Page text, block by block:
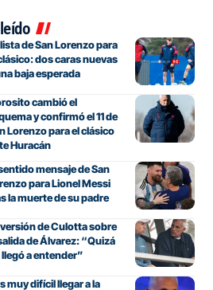
de San Lorenzo para
dos caras nuevas
baja esperada
cambió el
y confirmó el 11 de
Lorenzo para el clásico
Huracán
mensaje de San
para Lionel Messi
la muerte de su padre
versión de Culotta sobre
de Álvarez: “Quizá
a entender”
muy difícil llegar a la